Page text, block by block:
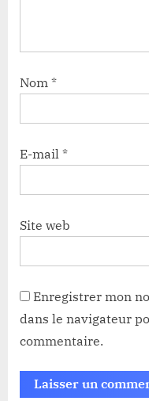
Nom *
E-mail *
Site web
Enregistrer mon
dans le navigateur
commentaire.